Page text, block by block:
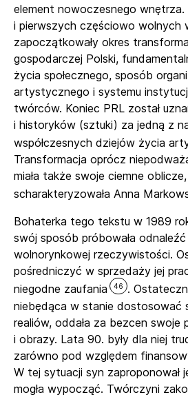
element nowoczesnego wnętrza.
i pierwszych częściowo wolnych
zapoczątkowały okres
gospodarczej Polski,
życia społecznego, sposób
artystycznego i systemu
twórców. Koniec PRL został
i historyków (sztuki) za jedną z
współczesnych dziejów życia
Transformacja oprócz
miała także swoje ciemne
scharakteryzowała Anna
Bohaterka tego tekstu w 1989
swój sposób próbowała
wolnorynkowej rzeczywistości.
pośredniczyć w sprzedaży jej
niegodne zaufania
46
.
niebędąca w stanie dostosować
realiów, oddała za bezcen swoje
i obrazy. Lata 90. były dla niej
zarówno pod względem
W tej sytuacji syn zaproponował
mogła wypocząć. Twórczyni